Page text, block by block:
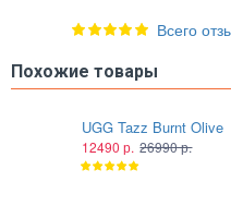
Всего
Похожие товары
UGG Tazz Burnt Olive
12490 р. 26990 р.